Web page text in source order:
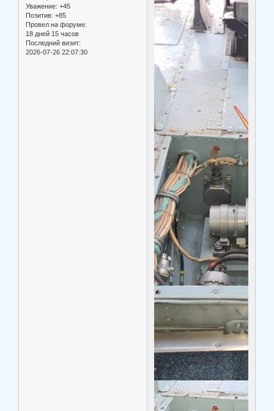
Уважение: +45
Позитив: +85
Провел на форуме:
18 дней 15 часов
Последний визит:
2026-07-26 22:07:30